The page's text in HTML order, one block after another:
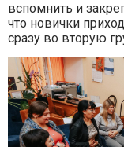
вспомнить и
что новички
сразу во вторую